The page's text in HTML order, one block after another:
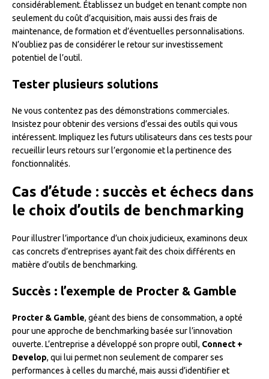
considérablement. Établissez un budget en tenant compte non
seulement du coût d’acquisition, mais aussi des frais de
maintenance, de formation et d’éventuelles personnalisations.
N’oubliez pas de considérer le retour sur investissement
potentiel de l’outil.
Tester plusieurs solutions
Ne vous contentez pas des démonstrations commerciales.
Insistez pour obtenir des versions d’essai des outils qui vous
intéressent. Impliquez les futurs utilisateurs dans ces tests pour
recueillir leurs retours sur l’ergonomie et la pertinence des
fonctionnalités.
Cas d’étude : succès et échecs dans
le choix d’outils de benchmarking
Pour illustrer l’importance d’un choix judicieux, examinons deux
cas concrets d’entreprises ayant fait des choix différents en
matière d’outils de benchmarking.
Succès : l’exemple de Procter & Gamble
Procter & Gamble, géant des biens de consommation, a opté
pour une approche de benchmarking basée sur l’innovation
ouverte. L’entreprise a développé son propre outil, Connect +
Develop, qui lui permet non seulement de comparer ses
performances à celles du marché, mais aussi d’identifier et